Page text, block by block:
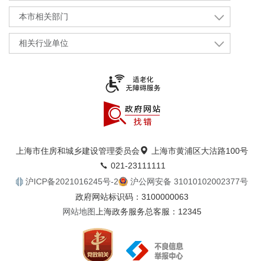
本市相关部门
相关行业单位
上海市住房和城乡建设管理委员会
上海市黄浦区大沽路100号
021-23111111
沪ICP备2021016245号-2
沪公网安备 31010102002377号
政府网站标识码：3100000063
网站地图 上海政务服务总客服：12345